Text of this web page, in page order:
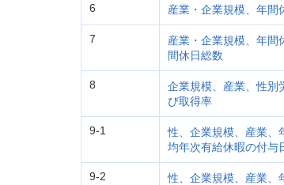
6 産業・企業規模、年間
7
産業・企業規模、年間
間休日総数
8
企業規模、産業、性別
び取得率
9-1
性、企業規模、産業、
均年次有給休暇の付与
9-2
性、企業規模、産業、